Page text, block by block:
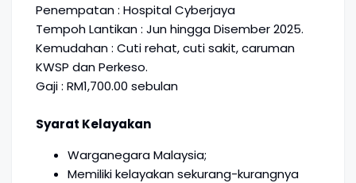
Penempatan : Hospital Cyberjaya
Tempoh Lantikan : Jun hingga Disember 2025.
Kemudahan : Cuti rehat, cuti sakit, caruman
KWSP dan Perkeso.
Gaji : RM1,700.00 sebulan
Syarat Kelayakan
Warganegara Malaysia;
Memiliki kelayakan sekurang-kurangnya